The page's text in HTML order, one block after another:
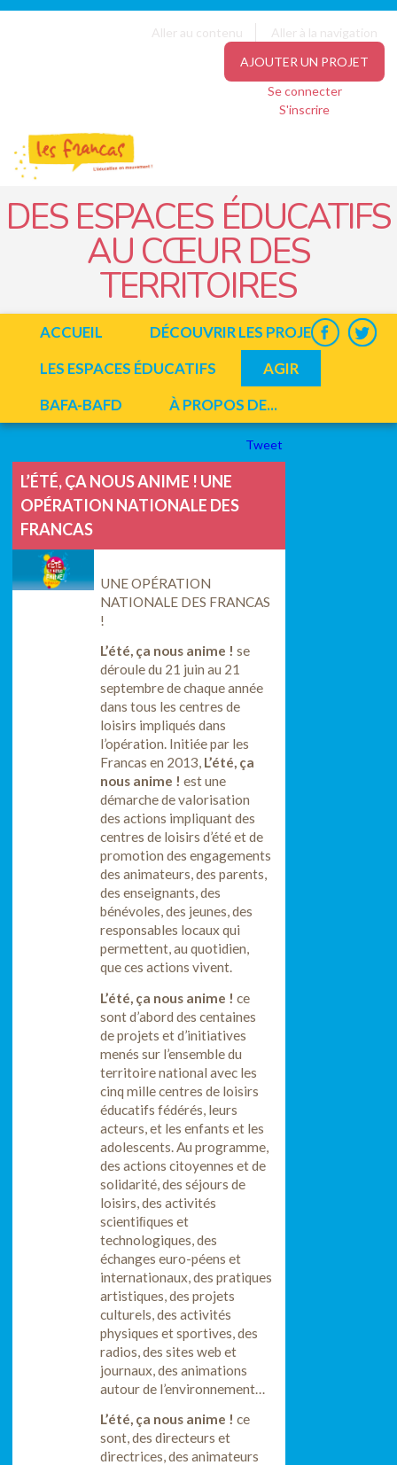
Aller au contenu
Aller à la navigation
AJOUTER UN PROJET
Se connecter
S'inscrire
DES ESPACES ÉDUCATIFS
AU CŒUR DES
TERRITOIRES
ACCUEIL
DÉCOUVRIR LES PROJETS
LES ESPACES ÉDUCATIFS
AGIR
BAFA-BAFD
À PROPOS DE...
Tweet
L’ÉTÉ, ÇA NOUS ANIME ! UNE
OPÉRATION NATIONALE DES
FRANCAS
UNE OPÉRATION
NATIONALE DES FRANCAS
!
L’été, ça nous anime ! se
déroule du 21 juin au 21
septembre de chaque année
dans tous les centres de
loisirs impliqués dans
l’opération. Initiée par les
Francas en 2013, L’été, ça
nous anime ! est une
démarche de valorisation
des actions impliquant des
centres de loisirs d’été et de
promotion des engagements
des animateurs, des parents,
des enseignants, des
bénévoles, des jeunes, des
responsables locaux qui
permettent, au quotidien,
que ces actions vivent.
L’été, ça nous anime ! ce
sont d’abord des centaines
de projets et d’initiatives
menés sur l’ensemble du
territoire national avec les
cinq mille centres de loisirs
éducatifs fédérés, leurs
acteurs, et les enfants et les
adolescents. Au programme,
des actions citoyennes et de
solidarité, des séjours de
loisirs, des activités
scientiﬁques et
technologiques, des
échanges euro-péens et
internationaux, des pratiques
artistiques, des projets
culturels, des activités
physiques et sportives, des
radios, des sites web et
journaux, des animations
autour de l’environnement…
L’été, ça nous anime ! ce
sont, des directeurs et
directrices, des animateurs
Panneau de gestion des cookies